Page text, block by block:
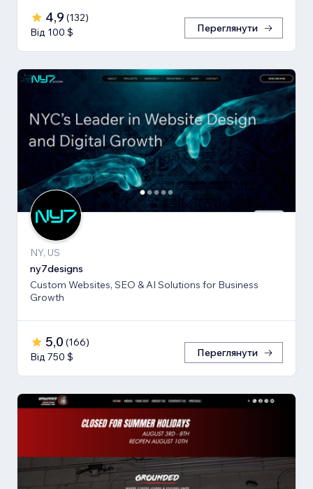
4,9 (132)
Від 100 $
Переглянути
NY, US
ny7designs
Custom Websites, SEO & AI Solutions for Business
Growth
5,0 (166)
Від 750 $
Переглянути